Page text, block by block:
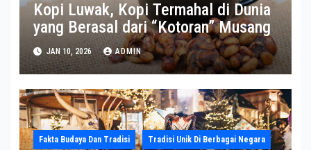
Kopi Luwak, Kopi Termahal di Dunia
yang Berasal dari “Kotoran” Musang
JAN 10, 2026 ADMIN
Fakta Budaya Dan Tradisi Tradisi Unik Di Berbagai Negara